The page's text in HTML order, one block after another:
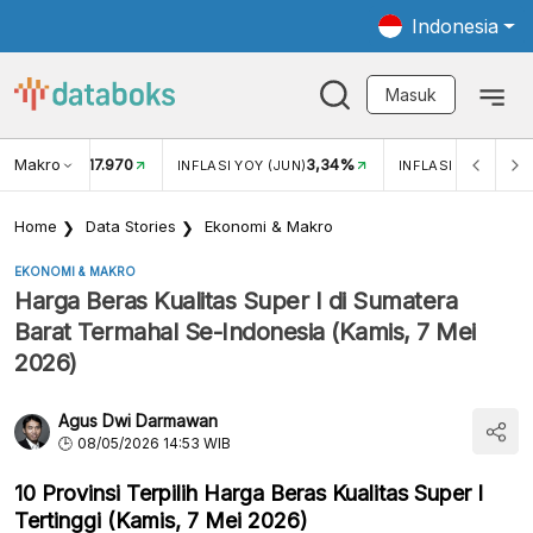
Indonesia
Masuk
Makro
USD/IDR 17.970 INFLASI YOY (JUN)3,34% INFLASI MOM
Home Data Stories Ekonomi & Makro
EKONOMI & MAKRO
Harga Beras Kualitas Super I di Sumatera
Barat Termahal Se-Indonesia (Kamis, 7 Mei
2026)
Agus Dwi Darmawan
08/05/2026 14:53 WIB
10 Provinsi Terpilih Harga Beras Kualitas Super I
Tertinggi (Kamis, 7 Mei 2026)